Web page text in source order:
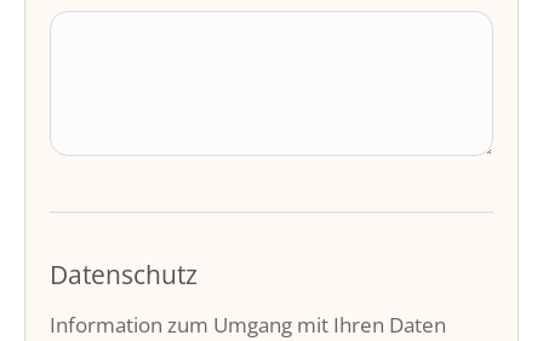
Datenschutz
Information zum Umgang mit Ihren Daten